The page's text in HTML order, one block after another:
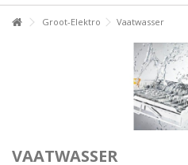
Groot-Elektro Vaatwasser
VAATWASSER